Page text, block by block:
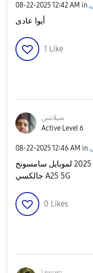
‎08-22-202512:42 AM in
أيوا عادى
1 Like
شيلاتننن
Active Level 6
‎08-22-202512:46 AM in
طب إمتى تحديث أمني 1 أغسطس 2025 لموبايل سامسونج
جالكسي A25 5G
0 Likes